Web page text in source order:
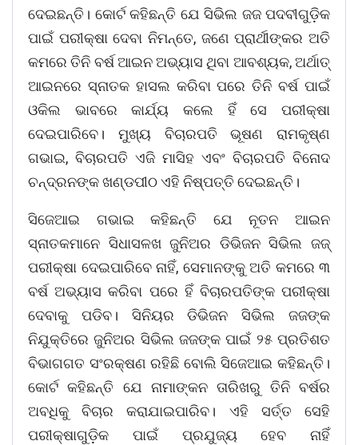
ଦେଇଛନ୍ତି। କୋର୍ଟ କହିଛନ୍ତି ଯେ ସିଭିଲ ଜଜ ପଦବୀଗୁଡ଼ିକ
ପାଇଁ ପରୀକ୍ଷା ଦେବା ନିମନ୍ତେ, ଜଣେ ପ୍ରାର୍ଥୀଙ୍କର ଅତି
କମରେ ତିନି ବର୍ଷ ଆଇନ ଅଭ୍ୟାସ ଥିବା ଆବଶ୍ୟକ, ଅର୍ଥାତ୍
ଆଇନରେ ସ୍ନାତକ ହାସଲ କରିବା ପରେ ତିନି ବର୍ଷ ପାଇଁ
ଓକିଲ ଭାବରେ କାର୍ଯ୍ୟ କଲେ ହିଁ ସେ ପରୀକ୍ଷା
ଦେଇପାରିବେ। ମୁଖ୍ୟ ବିଚାରପତି ଭୂଷଣ ରାମକୃଷ୍ଣ
ଗଭାଇ, ବିଚାରପତି ଏଜି ମାସିହ ଏବଂ ବିଚାରପତି ବିନୋଦ
ଚନ୍ଦ୍ରନଙ୍କ ଖଣ୍ଡପୀଠ ଏହି ନିଷ୍ପତ୍ତି ଦେଇଛନ୍ତି।
ସିଜେଆଇ ଗଭାଇ କହିଛନ୍ତି ଯେ ନୂତନ ଆଇନ
ସ୍ନାତକମାନେ ସିଧାସଳଖ ଜୁନିଅର ଡିଭିଜନ ସିଭିଲ ଜଜ୍
ପରୀକ୍ଷା ଦେଇପାରିବେ ନାହିଁ, ସେମାନଙ୍କୁ ଅତି କମରେ ୩
ବର୍ଷ ଅଭ୍ୟାସ କରିବା ପରେ ହିଁ ବିଚାରପତିଙ୍କ ପରୀକ୍ଷା
ଦେବାକୁ ପଡିବ। ସିନିୟର ଡିଭିଜନ ସିଭିଲ ଜଜଙ୍କ
ନିଯୁକ୍ତିରେ ଜୁନିଅର ସିଭିଲ ଜଜଙ୍କ ପାଇଁ ୨୫ ପ୍ରତିଶତ
ବିଭାଗଗତ ସଂରକ୍ଷଣ ରହିଛି ବୋଲି ସିଜେଆଇ କହିଛନ୍ତି।
କୋର୍ଟ କହିଛନ୍ତି ଯେ ନାମାଙ୍କନ ତାରିଖରୁ ତିନି ବର୍ଷର
ଅବଧିକୁ ବିଚାର କରାଯାଇପାରିବ। ଏହି ସର୍ତ୍ତ ସେହି
ପରୀକ୍ଷାଗୁଡ଼ିକ ପାଇଁ ପ୍ରଯୁଜ୍ୟ ହେବ ନାହିଁ